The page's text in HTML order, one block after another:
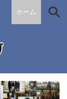
ホーム